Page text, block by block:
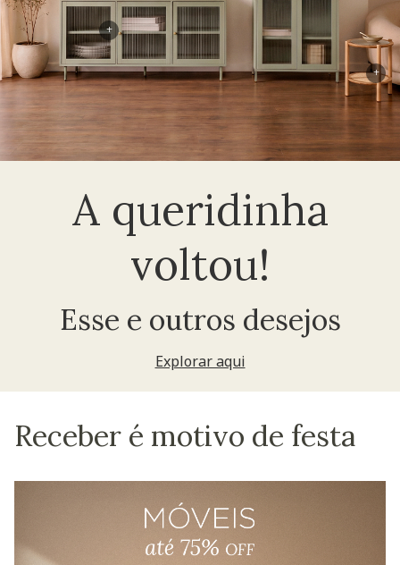
A queridinha
voltou!
Esse e outros desejos
Explorar aqui
+
+
Receber é motivo de festa